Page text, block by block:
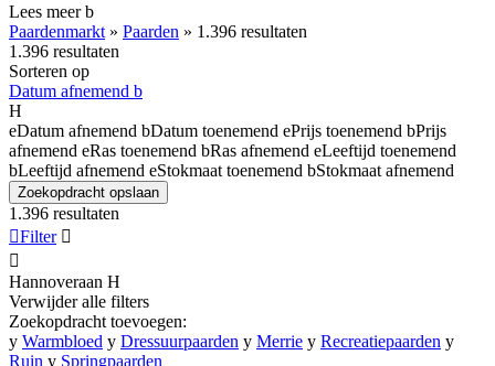
Lees meerb
Paardenmarkt » Paarden » 1.396 resultaten
1.396 resultaten
Sorteren op
Datum afnemend b
H
eDatum afnemend bDatum toenemend ePrijs toenemend bPrijs
afnemend eRas toenemend bRas afnemend eLeeftijd toenemend
bLeeftijd afnemend eStokmaat toenemend bStokmaat afnemend
Zoekopdracht opslaan
1.396 resultaten
Filter 

Hannoveraan H
Verwijder alle filters
Zoekopdracht toevoegen:
y Warmbloed y Dressuurpaarden y Merrie y Recreatiepaarden y
Ruin y Springpaarden